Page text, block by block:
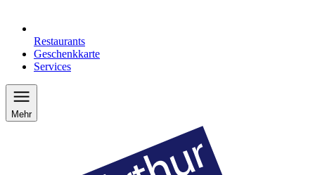
Restaurants
Geschenkkarte
Services
Mehr